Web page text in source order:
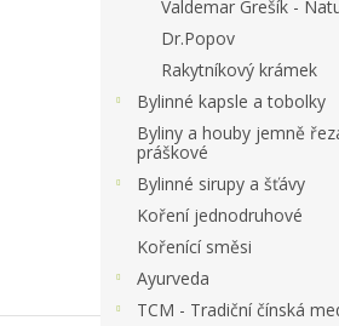
Valdemar Grešík -
Dr.Popov
Rakytníkový krámek
Bylinné kapsle a tobolky
Byliny a houby jemně
práškové
Bylinné sirupy a šťávy
Koření jednodruhové
Kořenící směsi
Ayurveda
TCM - Tradiční čínská